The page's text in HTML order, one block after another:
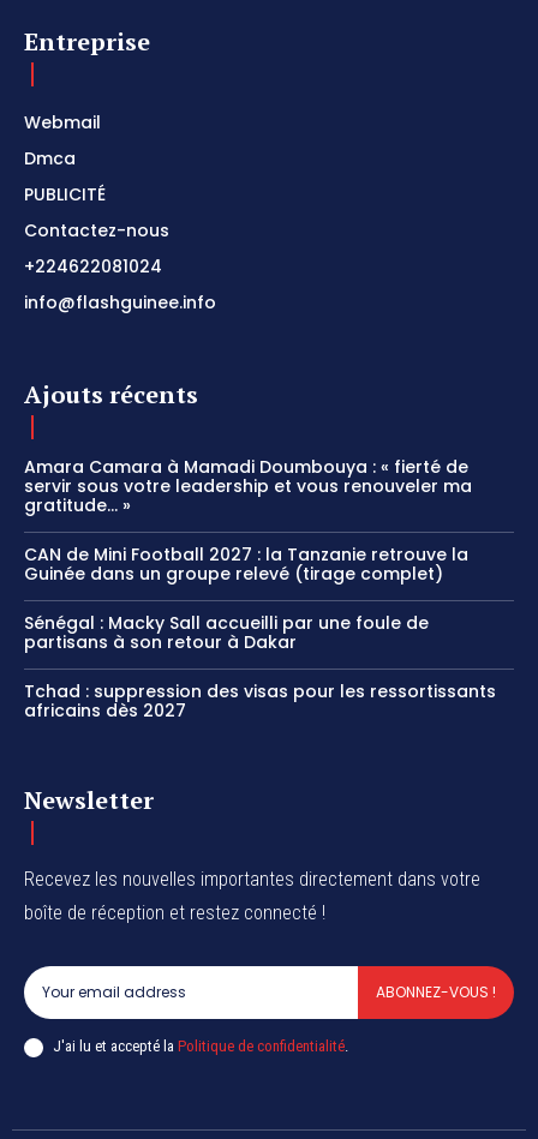
Entreprise
Webmail
Dmca
PUBLICITÉ
Contactez-nous
+224622081024
info@flashguinee.info
Ajouts récents
Amara Camara à Mamadi Doumbouya : « fierté de
servir sous votre leadership et vous renouveler ma
gratitude… »
CAN de Mini Football 2027 : la Tanzanie retrouve la
Guinée dans un groupe relevé (tirage complet)
Sénégal : Macky Sall accueilli par une foule de
partisans à son retour à Dakar
Tchad : suppression des visas pour les ressortissants
africains dès 2027
Newsletter
Recevez les nouvelles importantes directement dans votre
boîte de réception et restez connecté !
ABONNEZ-VOUS !
J'ai lu et accepté la Politique de confidentialité.